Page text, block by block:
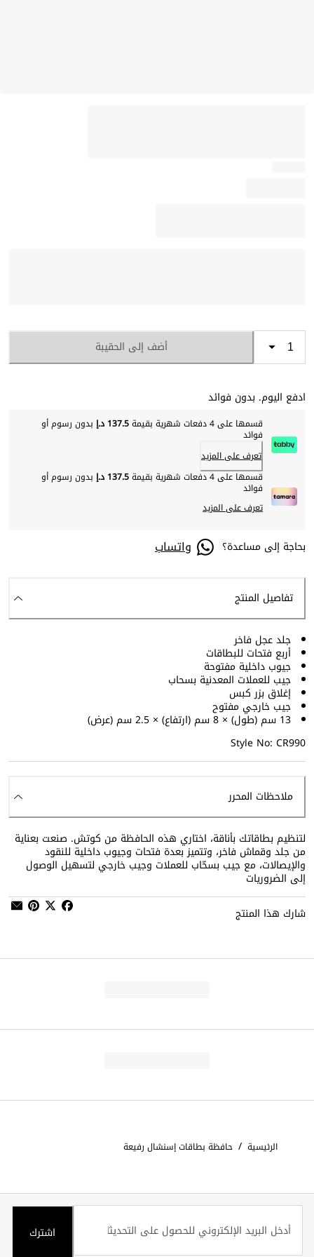
أضف إلى الحقيبة
ادفع اليوم. بدون فوائد
قسمها على 4 دفعات شهرية بقيمة 137.5 د.إ بدون رسوم أو
فوائد
تعرف على المزيد
قسمها على 4 دفعات شهرية بقيمة
137.5 د.إ بدون رسوم أو
فوائد
تعرف على المزيد
بحاجة إلى مساعدة؟ واتساب
تفاصيل المنتج
جلد عجل فاخر
أربع فتحات للبطاقات
جيوب داخلية مفتوحة
جيب للعملات المعدنية بسحاب
إغلاق بزر كبس
جيب خارجي مفتوح
13 سم (طول) × 8 سم (ارتفاع) × 2.5 سم (عرض)
Style No: CR990
ملاحظات المحرر
لتنظيم بطاقاتك بأناقة، اختاري هذه الحافظة من كوتش. صنعت بعناية
من جلد وقماش فاخر، وتتميز بعدة فتحات وجيوب داخلية للنقود
والإيصالات، مع جيب بسحّاب للعملات وجيب خارجي لتسهيل الوصول
إلى الضروريات
شارك هذا المنتج
الرئيسية / حافظة بطاقات إسنشال رفيعة
اشترك